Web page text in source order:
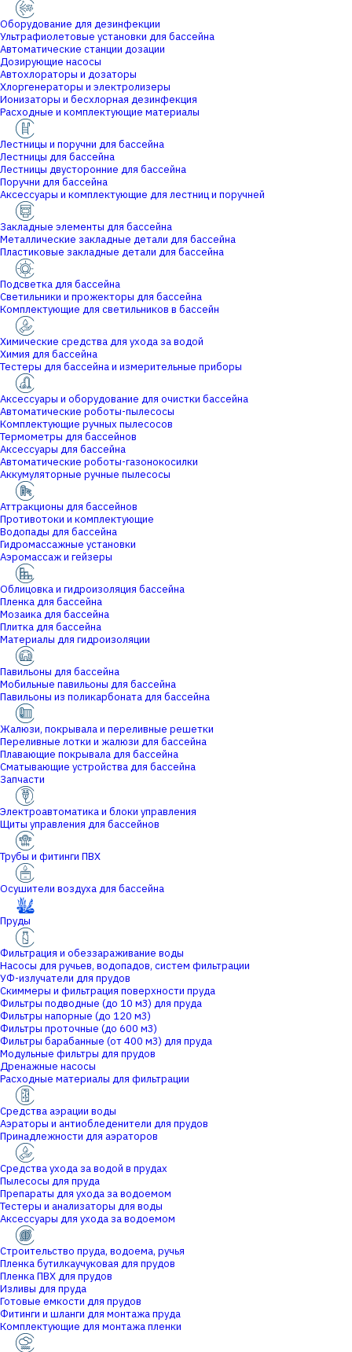
Оборудование для дезинфекции
Ультрафиолетовые установки для бассейна
Автоматические станции дозации
Дозирующие насосы
Автохлораторы и дозаторы
Хлоргенераторы и электролизеры
Ионизаторы и бесхлорная дезинфекция
Расходные и комплектующие материалы
Лестницы и поручни для бассейна
Лестницы для бассейна
Лестницы двусторонние для бассейна
Поручни для бассейна
Аксессуары и комплектующие для лестниц и поручней
Закладные элементы для бассейна
Металлические закладные детали для бассейна
Пластиковые закладные детали для бассейна
Подсветка для бассейна
Светильники и прожекторы для бассейна
Комплектующие для светильников в бассейн
Химические средства для ухода за водой
Химия для бассейна
Тестеры для бассейна и измерительные приборы
Аксессуары и оборудование для очистки бассейна
Автоматические роботы-пылесосы
Комплектующие ручных пылесосов
Термометры для бассейнов
Аксессуары для бассейна
Автоматические роботы-газонокосилки
Аккумуляторные ручные пылесосы
Аттракционы для бассейнов
Противотоки и комплектующие
Водопады для бассейна
Гидромассажные установки
Аэромассаж и гейзеры
Облицовка и гидроизоляция бассейна
Пленка для бассейна
Мозаика для бассейна
Плитка для бассейна
Материалы для гидроизоляции
Павильоны для бассейна
Мобильные павильоны для бассейна
Павильоны из поликарбоната для бассейна
Жалюзи, покрывала и переливные решетки
Переливные лотки и жалюзи для бассейна
Плавающие покрывала для бассейна
Сматывающие устройства для бассейна
Запчасти
Электроавтоматика и блоки управления
Щиты управления для бассейнов
Трубы и фитинги ПВХ
Осушители воздуха для бассейна
Пруды
Фильтрация и обеззараживание воды
Насосы для ручьев, водопадов, систем фильтрации
УФ-излучатели для прудов
Скиммеры и фильтрация поверхности пруда
Фильтры подводные (до 10 м3) для пруда
Фильтры напорные (до 120 м3)
Фильтры проточные (до 600 м3)
Фильтры барабанные (от 400 м3) для пруда
Модульные фильтры для прудов
Дренажные насосы
Расходные материалы для фильтрации
Средства аэрации воды
Аэраторы и антиобледенители для прудов
Принадлежности для аэраторов
Средства ухода за водой в прудах
Пылесосы для пруда
Препараты для ухода за водоемом
Тестеры и анализаторы для воды
Аксессуары для ухода за водоемом
Строительство пруда, водоема, ручья
Пленка бутилкаучуковая для прудов
Пленка ПВХ для прудов
Изливы для пруда
Готовые емкости для прудов
Фитинги и шланги для монтажа пруда
Комплектующие для монтажа пленки